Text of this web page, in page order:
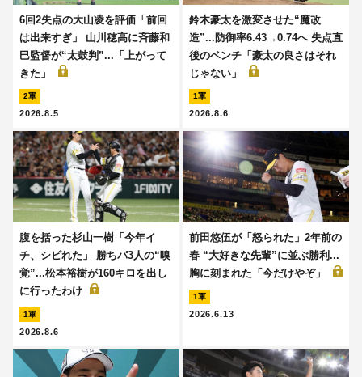
6回2失点の大山凌を評価「前回
は出来すぎ」 山川穂高に斉藤和
巳監督が“太鼓判”...「上がって
きた」
2軍
2026.8.5
鈴木豪太を激変させた“魔改
造”...防御率6.43→0.74へ 失点直
後のベンチ「豪太の良さはそれ
じゃない」
1軍
2026.8.6
腹を括った杉山一樹「今年イ
チ、シビれた」 勝ちパ3人の“嗅
覚”...松本裕樹が160キロを出し
に行ったわけ
1軍
2026.8.6
前田悠伍が「怒られた」2年前の
春 “大好きな先輩”に並ぶ勝利...
胸に刻まれた「今だけやぞ」
1軍
2026.6.13